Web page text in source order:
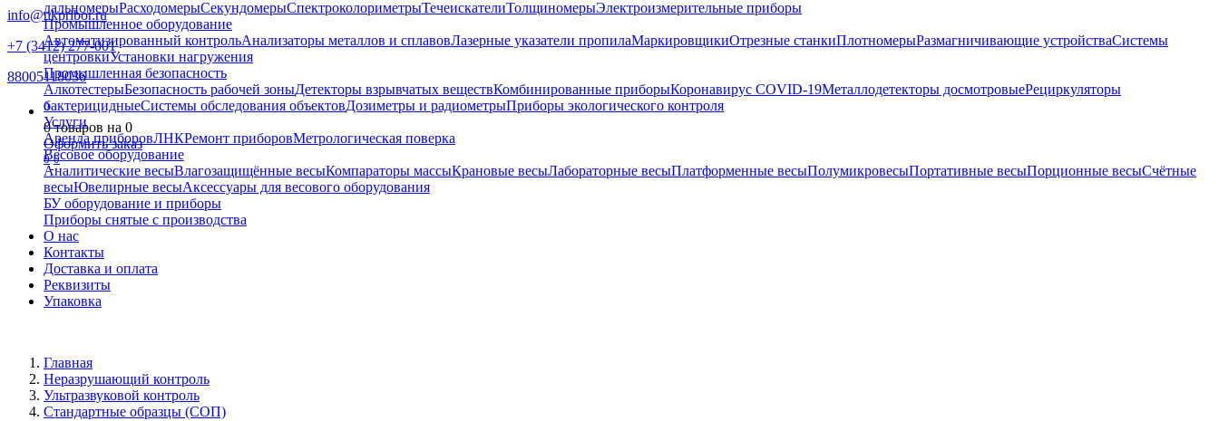
info@nkpribor.ru
+7 (3412) 277-001
88005118036
0
0 товаров на 0
Оформить заказ
0 0
дальномерыРасходомерыСекундомерыСпектроколориметрыТечеискателиТолщиномерыЭлектроизмерительные приборы
Промышленное оборудование
Автоматизированный контрольАнализаторы металлов и сплавовЛазерные указатели пропилаМаркировщикиОтрезные станкиПлотномерыРазмагничивающие устройстваСистемы
центровкиУстановки нагружения
Промышленная безопасность
АлкотестерыБезопасность рабочей зоныДетекторы взрывчатых веществКомбинированные приборыКоронавирус COVID-19Металлодетекторы досмотровыеРециркуляторы
бактерицидныеСистемы обследования объектовДозиметры и радиометрыПриборы экологического контроля
Услуги
Аренда приборовЛНКРемонт приборовМетрологическая поверка
Весовое оборудование
Аналитические весыВлагозащищённые весыКомпараторы массыКрановые весыЛабораторные весыПлатформенные весыПолумикровесыПортативные весыПорционные весыСчётные
весыЮвелирные весыАксессуары для весового оборудования
БУ оборудование и приборы
Приборы снятые с производства
О нас
Контакты
Доставка и оплата
Реквизиты
Упаковка
Главная
Неразрушающий контроль
Ультразвуковой контроль
Стандартные образцы (СОП)